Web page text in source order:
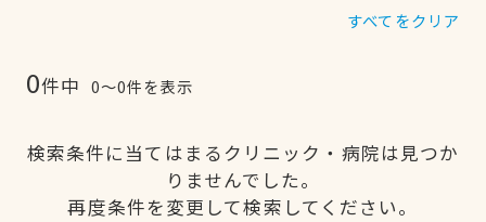
すべてをクリア
0件中 0〜0件を表示
検索条件に当てはまるクリニック・病院は見つか
りませんでした。
再度条件を変更して検索してください。